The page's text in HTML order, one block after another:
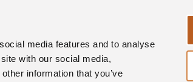
media features and to analyse
with our social media,
information that you’ve